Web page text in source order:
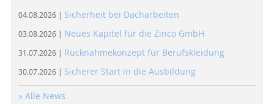
04.08.2026 | Sicherheit bei Dacharbeiten
03.08.2026 | Neues Kapitel für die Zinco GmbH
31.07.2026 | Rücknahmekonzept für Berufskleidung
30.07.2026 | Sicherer Start in die Ausbildung
» Alle News